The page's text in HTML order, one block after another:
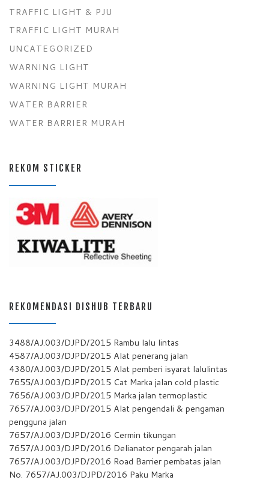
TRAFFIC LIGHT & PJU
TRAFFIC LIGHT MURAH
UNCATEGORIZED
WARNING LIGHT
WARNING LIGHT MURAH
WATER BARRIER
WATER BARRIER MURAH
REKOM STICKER
REKOMENDASI DISHUB TERBARU
3488/AJ.003/DJPD/2015 Rambu lalu lintas
4587/AJ.003/DJPD/2015 Alat penerang jalan
4380/AJ.003/DJPD/2015 Alat pemberi isyarat lalulintas
7655/AJ.003/DJPD/2015 Cat Marka jalan cold plastic
7656/AJ.003/DJPD/2015 Marka jalan termoplastic
7657/AJ.003/DJPD/2015 Alat pengendali & pengaman
pengguna jalan
7657/AJ.003/DJPD/2016 Cermin tikungan
7657/AJ.003/DJPD/2016 Delianator pengarah jalan
7657/AJ.003/DJPD/2016 Road Barrier pembatas jalan
No. 7657/AJ.003/DJPD/2016 Paku Marka